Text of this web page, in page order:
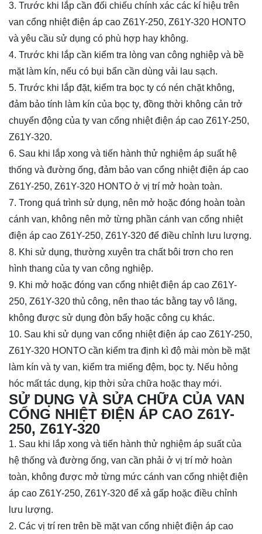
3. Trước khi lắp cần đối chiếu chính xác các kí hiệu trên
van cổng nhiệt điện áp cao Z61Y-250, Z61Y-320 HONTO
và yêu cầu sử dụng có phù hợp hay không.
4. Trước khi lắp cần kiểm tra lòng van công nghiệp và bề
mặt làm kín, nếu có bụi bẩn cần dùng vải lau sạch.
5. Trước khi lắp đặt, kiểm tra bọc ty có nén chặt không,
đảm bảo tính làm kín của bọc ty, đồng thời không cản trở
chuyển động của ty van cổng nhiệt điện áp cao Z61Y-250,
Z61Y-320.
6. Sau khi lắp xong và tiến hành thử nghiệm áp suất hệ
thống và đường ống, đảm bảo van cổng nhiệt điện áp cao
Z61Y-250, Z61Y-320 HONTO ở vị trí mở hoàn toàn.
7. Trong quá trình sử dụng, nên mở hoặc đóng hoàn toàn
cánh van, không nên mở từng phần cánh van cổng nhiệt
điện áp cao Z61Y-250, Z61Y-320 để điều chỉnh lưu lượng.
8. Khi sử dụng, thường xuyên tra chất bôi trơn cho ren
hình thang của ty van công nghiệp.
9. Khi mở hoặc đóng van cổng nhiệt điện áp cao Z61Y-
250, Z61Y-320 thủ công, nên thao tác bằng tay vô lăng,
không được sử dụng đòn bẩy hoặc công cụ khác.
10. Sau khi sử dụng van cổng nhiệt điện áp cao Z61Y-250,
Z61Y-320 HONTO cần kiểm tra định kì độ mài mòn bề mặt
làm kín và ty van, kiểm tra miếng đệm, bọc ty. Nếu hỏng
hóc mất tác dụng, kịp thời sửa chữa hoặc thay mới.
SỬ DỤNG VÀ SỬA CHỮA CỦA VAN
CỔNG NHIỆT ĐIỆN ÁP CAO Z61Y-
250, Z61Y-320
1. Sau khi lắp xong và tiến hành thử nghiệm áp suất của
hệ thống và đường ống, van cần phải ở vị trí mở hoàn
toàn, không được mở từng mức cánh van cổng nhiệt điện
áp cao Z61Y-250, Z61Y-320 để xả gấp hoặc điều chỉnh
lưu lượng.
2. Các vị trí ren trên bề mặt van cổng nhiệt điện áp cao